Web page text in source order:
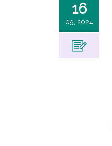
16
09, 2024